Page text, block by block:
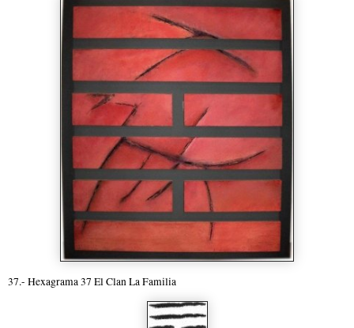
37.- Hexagrama 37 El Clan La Familia